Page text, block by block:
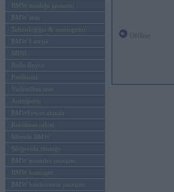
BMW modeļu jaunumi
BMW testi
Tehnoloģijas & sasniegumi
BMW Latvijā
MINI
Rolls-Royce
Pasākumi
Vadāmības tests
Autosports
BMWPower aktuāli
Reklāmas raksti
Mēneša BMW
Sērijveida tūnings
BMW pasaules jaunumi
BMW koncepti
BMW konkurentu jaunumi